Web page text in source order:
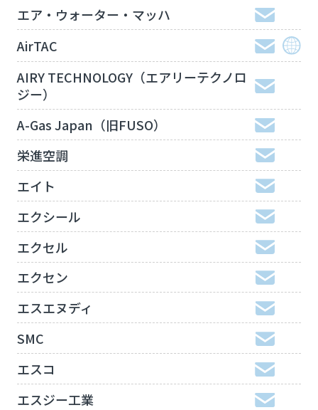
エア・ウォーター・マッハ
AirTAC
AIRY TECHNOLOGY（エアリーテクノロ
ジー）
A-Gas Japan（旧FUSO）
栄進空調
エイト
エクシール
エクセル
エクセン
エスエヌディ
SMC
エスコ
エスジー工業